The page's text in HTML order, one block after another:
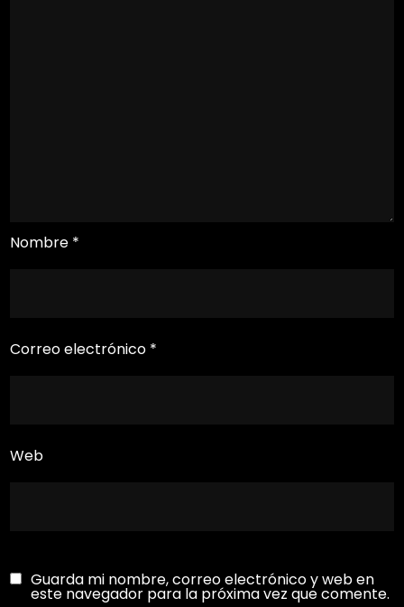
Nombre *
Correo electrónico *
Web
Guarda mi nombre, correo electrónico y web en
este navegador para la próxima vez que comente.